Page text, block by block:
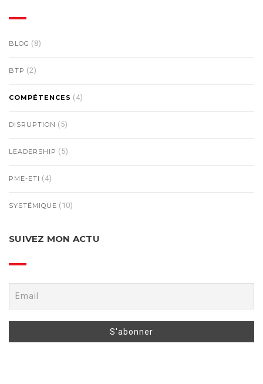
BLOG (8)
BTP (2)
COMPÉTENCES (4)
DISRUPTION (5)
LEADERSHIP (5)
PME-ETI (4)
SYSTÉMIQUE (10)
SUIVEZ MON ACTU